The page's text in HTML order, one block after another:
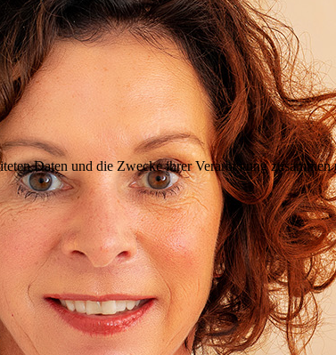
Daten und die Zwecke ihrer Verarbeitung